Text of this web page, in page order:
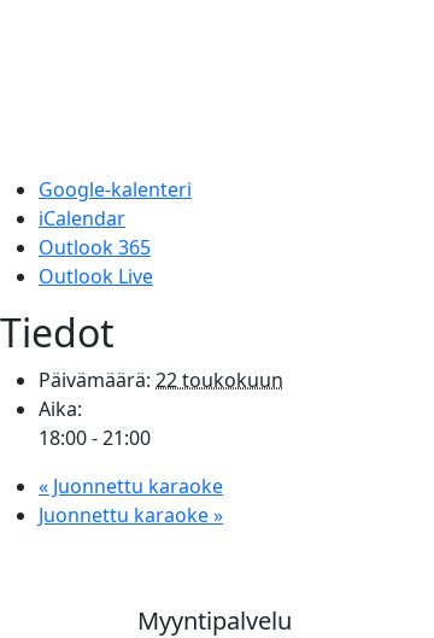
Google-kalenteri
iCalendar
Outlook 365
Outlook Live
Tiedot
Päivämäärä: 22 toukokuun
Aika:
18:00 - 21:00
« Juonnettu karaoke
Juonnettu karaoke»
Myyntipalvelu